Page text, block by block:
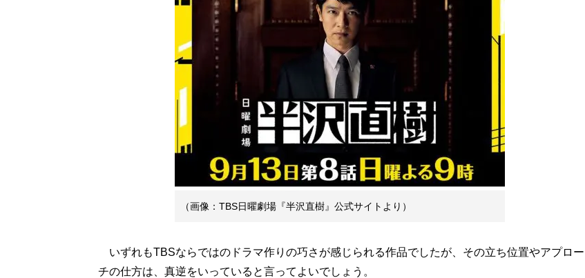
（画像：TBS日曜劇場『半沢直樹』公式サイトより）
いずれもTBSならではのドラマ作りの巧さが感じられる作品でしたが、その立ち位置やアプロー
チの仕方は、真逆をいっていると言ってよいでしょう。